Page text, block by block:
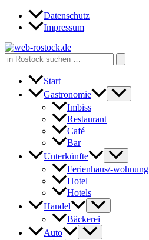
Zum
Inhalt
Datenschutz
Impressum
Search
for:
Start
Gastronomie
Imbiss
Restaurant
Café
Bar
Unterkünfte
Ferienhaus/-wohnung
Hotel
Hotels
Handel
Bäckerei
Auto